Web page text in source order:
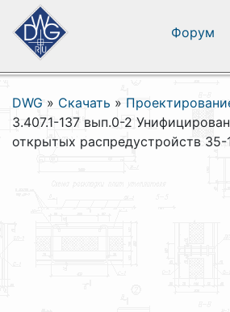
Форум
DWG » Скачать »
3.407.1-137 вып.0-2
открытых распредустройств 35-